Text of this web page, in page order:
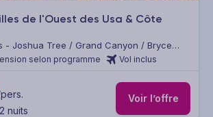
de l'Ouest des Usa & Côte
- Joshua Tree / Grand Canyon / Bryce
/ Yosemite / Horseshoe Bend / Vallée
Valley
selon programme Vol inclus
nuits
Voir l’offre